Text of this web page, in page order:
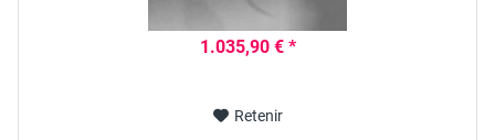
1.035,90 € *
Retenir